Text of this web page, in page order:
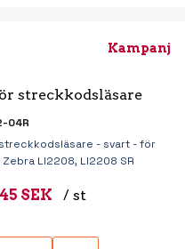
Kampanj
streckkodsläsare
04R
- svart - för
LI2208, LI2208 SR
SEK / st